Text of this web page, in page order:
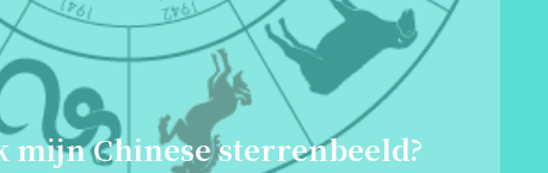
mijn Chinese sterrenbeeld?